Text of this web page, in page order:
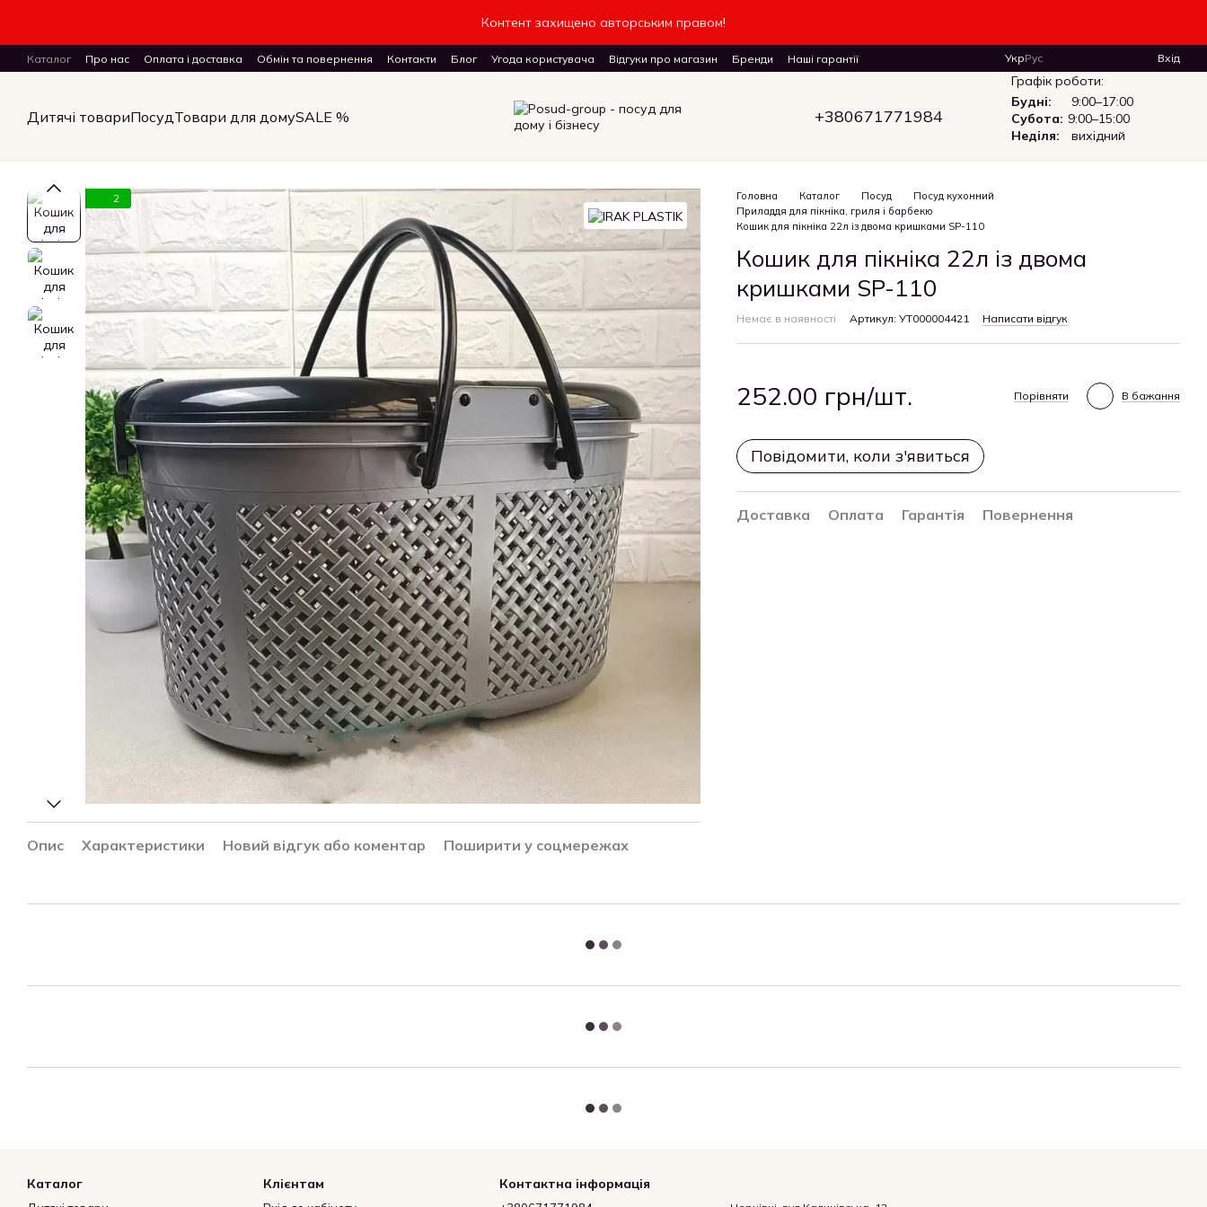
Контент захищено авторським правом!
Каталог Про нас Оплата і доставка Обмін та повернення Контакти Блог Угода користувача Відгуки про магазин Бренди
Наші гарантії
ПУБЛІЧНИЙ ДОГОВІР (ОФЕРТА) на замовлення, купівлю-продаж і доставку товарів
УкрРус Вхід
Дитячі товариПосудТовари для домуSALE % +380671771984
Графік роботи:
Будні:
9:00–17:00
Субота: 9:00–15:00
Неділя:
вихідний
2
Опис Характеристики Новий відгук або коментар Поширити у соцмережах
Головна Каталог Посуд
Посуд кухонний
Приладдя для пікніка, гриля і барбекю
Кошик для пікніка 22л із двома кришками SP-110
Кошик для пікніка 22л із двома
кришками SP-110
Немає в наявності Артикул: УТ000004421 Написати відгук
252.00 грн/шт. Порівняти В бажання
Повідомити, коли з'явиться
Доставка Оплата Гарантія Повернення
Каталог Клієнтам Контактна інформація